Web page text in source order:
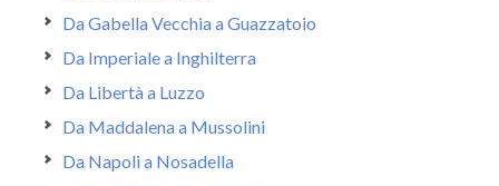
Da Gabella Vecchia a Guazzatoio
Da Imperiale a Inghilterra
Da Libertà a Luzzo
Da Maddalena a Mussolini
Da Napoli a Nosadella